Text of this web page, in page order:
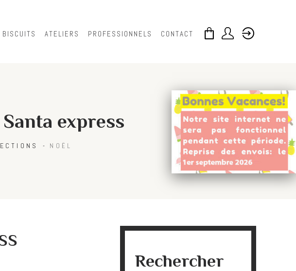
BISCUITS ATELIERS PROFESSIONNELS CONTACT
express
NOËL
Rechercher